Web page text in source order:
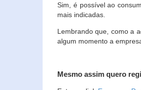
Sim, é possível ao
mais indicadas.
Lembrando que, como a
algum momento a
Mesmo assim quero